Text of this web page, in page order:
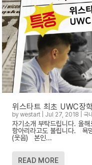
위스타트 최초 UWC장
by westart Jul 27, 2018 국
자기소개 부탁드립니다. 올
항아리라고도 불립니다. 욕
(웃음) 본인...
READ MORE